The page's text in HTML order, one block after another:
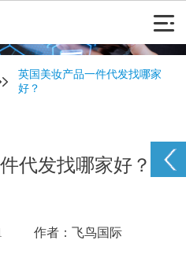
英国美妆产品一件代发找哪家
好？
代发找哪家好？
作者：飞鸟国际